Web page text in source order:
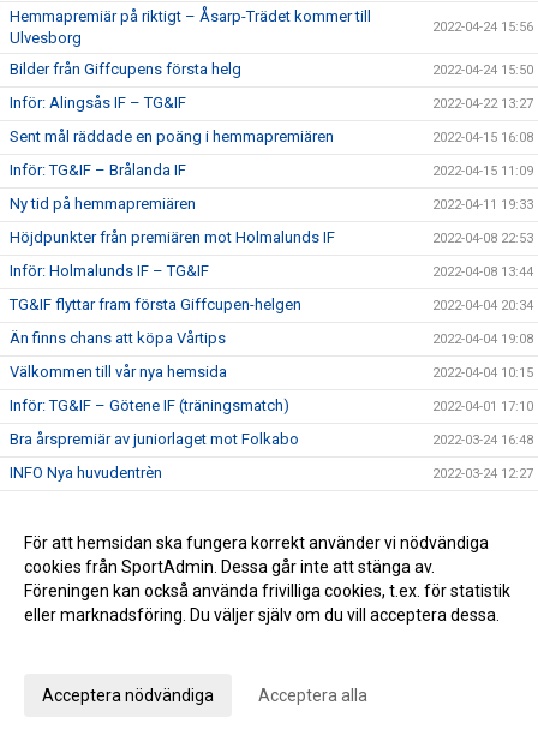
Hemmapremiär på riktigt – Åsarp-Trädet kommer till
Ulvesborg
2022-04-24 15:56
Bilder från Giffcupens första helg 2022-04-24 15:50
Inför: Alingsås IF – TG&IF 2022-04-22 13:27
Sent mål räddade en poäng i hemmapremiären 2022-04-15 16:08
Inför: TG&IF – Brålanda IF 2022-04-15 11:09
Ny tid på hemmapremiären 2022-04-11 19:33
Höjdpunkter från premiären mot Holmalunds IF 2022-04-08 22:53
Inför: Holmalunds IF – TG&IF 2022-04-08 13:44
TG&IF flyttar fram första Giffcupen-helgen 2022-04-04 20:34
Än finns chans att köpa Vårtips 2022-04-04 19:08
Välkommen till vår nya hemsida 2022-04-04 10:15
Inför: TG&IF – Götene IF (träningsmatch) 2022-04-01 17:10
Bra årspremiär av juniorlaget mot Folkabo 2022-03-24 16:48
INFO Nya huvudentrèn 2022-03-24 12:27
Inför: Husqvarna FF – TG&IF 2022-03-12 10:50
Inför: TG&IF – IK Gauthiod (träningsmatch) 2022-03-05 07:33
Inför: TG&IF – Vänersborgs FK (träningsmatch) 2022-02-25 20:12
Utprovning kläder Ulvesborg
För att hemsidan ska fungera korrekt använder vi nödvändiga
cookies från SportAdmin. Dessa går inte att stänga av.
Föreningen kan också använda frivilliga cookies, t.ex. för statistik
eller marknadsföring. Du väljer själv om du vill acceptera dessa.
Acceptera nödvändiga Acceptera alla